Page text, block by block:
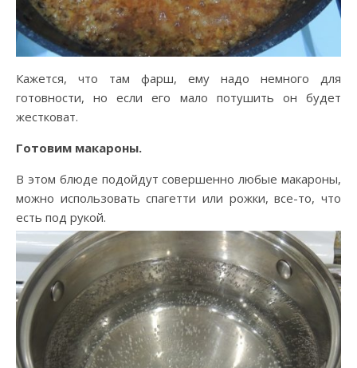
Кажется, что там фарш, ему надо немного для
готовности, но если его мало потушить он будет
жестковат.
Готовим макароны.
В этом блюде подойдут совершенно любые макароны,
можно использовать спагетти или рожки, все-то, что
есть под рукой.